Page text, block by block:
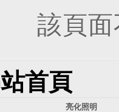
該頁面
首頁
亮化照明